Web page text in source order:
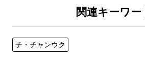
関連キーワー
チ・チャンウク